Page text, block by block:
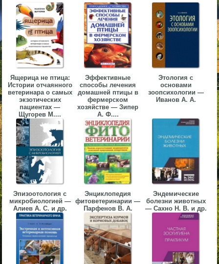
Ящерица не птица:
Истории отчаянного
ветеринара о самых
экзотических
пациентах —
Щугорев М....
Эффективные
способы лечения
домашней птицы в
фермерском
хозяйстве — Зипер
А. Ф....
Этология с
основами
зоопсихологии —
Иванов А. А.
Эпизоотология с
микробиологией —
Алиев А. С. и др.
Энциклопедия
фитоветеринарии —
Парфенов В. А.
Эндемические
болезни животных
— Сахно Н. В. и др.
▼
▼
▼
▼